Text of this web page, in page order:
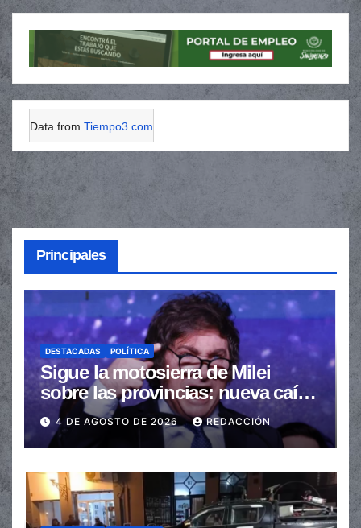
Data from Tiempo3.com
Principales
DESTACADAS POLÍTICA
Sigue la motosierra de Milei
sobre las provincias: nueva caída
de las transferencias no
automáticas
4 DE AGOSTO DE 2026 REDACCIÓN